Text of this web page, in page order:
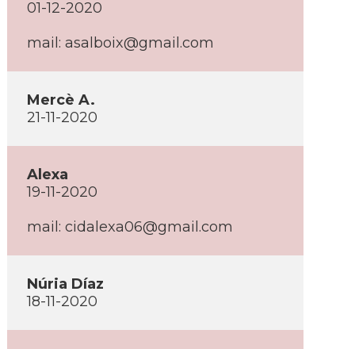
01-12-2020
mail: asalboix@gmail.com
Mercè A.
21-11-2020
Alexa
19-11-2020
mail: cidalexa06@gmail.com
Núria Díaz
18-11-2020